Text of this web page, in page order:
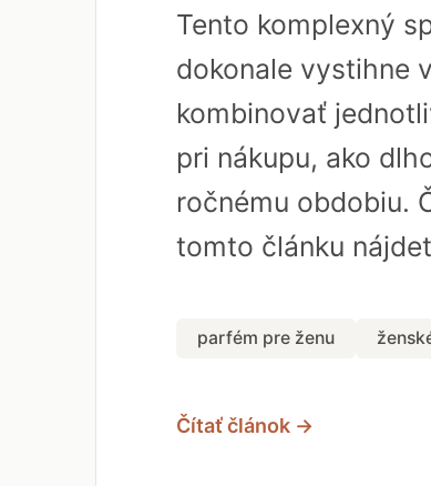
Tento komplexný
dokonale vystihne
kombinovať
pri nákupu, ako
ročnému obdobiu.
tomto článku
parfém pre ženu
Čítať článok →